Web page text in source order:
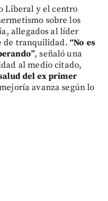
Liberal y el centro
sobre los
allegados al líder
de tranquilidad. “No es
, señaló una
al medio citado,
del ex primer
avanza según lo